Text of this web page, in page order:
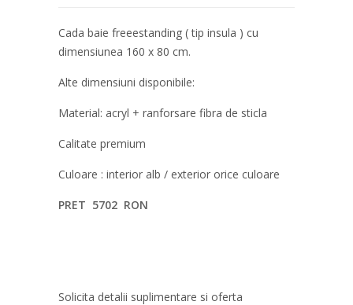
Cada baie freeestanding ( tip insula ) cu
dimensiunea 160 x 80 cm.
Alte dimensiuni disponibile:
Material: acryl + ranforsare fibra de sticla
Calitate premium
Culoare : interior alb / exterior orice culoare
PRET 5702 RON
Solicita detalii suplimentare si oferta